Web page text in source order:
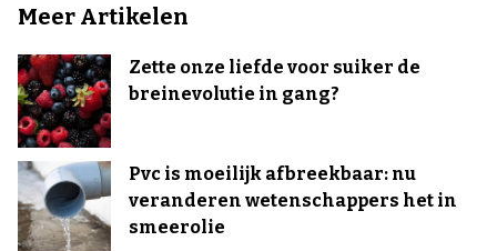
Meer Artikelen
Zette onze liefde voor suiker de
breinevolutie in gang?
Pvc is moeilijk afbreekbaar: nu
veranderen wetenschappers het in
smeerolie